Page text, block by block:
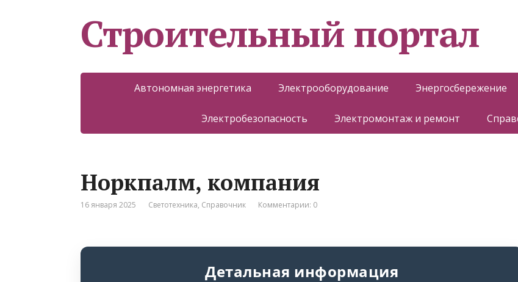
Строительный портал
Автономная энергетика Электрооборудование Энергосбережение
Электробезопасность Электромонтаж и ремонт
Норкпалм, компания
16 января 2025 Светотехника, Справочник Комментарии: 0
Детальная информация